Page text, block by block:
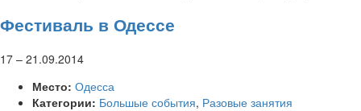
Фестиваль в Одессе
17 – 21.09.2014
Место: Одесса
Категории: Большые события, Разовые занятия